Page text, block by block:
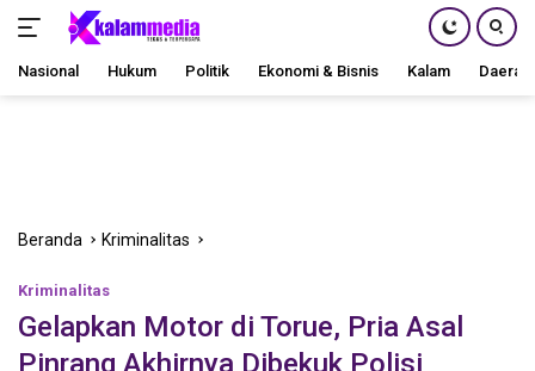
Nasional Hukum Politik Ekonomi & Bisnis Kalam Daerah
Beranda Kriminalitas
Kriminalitas
Gelapkan Motor di Torue, Pria Asal
Pinrang Akhirnya Dibekuk Polisi